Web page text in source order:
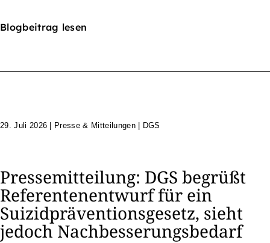
Blogbeitrag lesen
29. Juli 2026 Presse & Mitteilungen | DGS
Pressemitteilung: DGS begrüßt
Referentenentwurf für ein
Suizidpräventionsgesetz, sieht
jedoch Nachbesserungsbedarf